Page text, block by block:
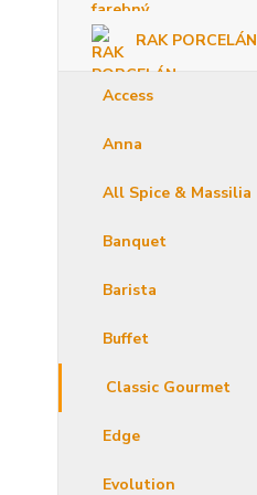
RAK PORCELÁN
Access
Anna
All Spice & Massilia
Banquet
Barista
Buffet
Classic Gourmet
Edge
Evolution